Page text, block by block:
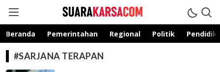
suarakarsa.com
Informasi terpercaya
Beranda Pemerintahan Regional Politik
#SARJANA TERAPAN